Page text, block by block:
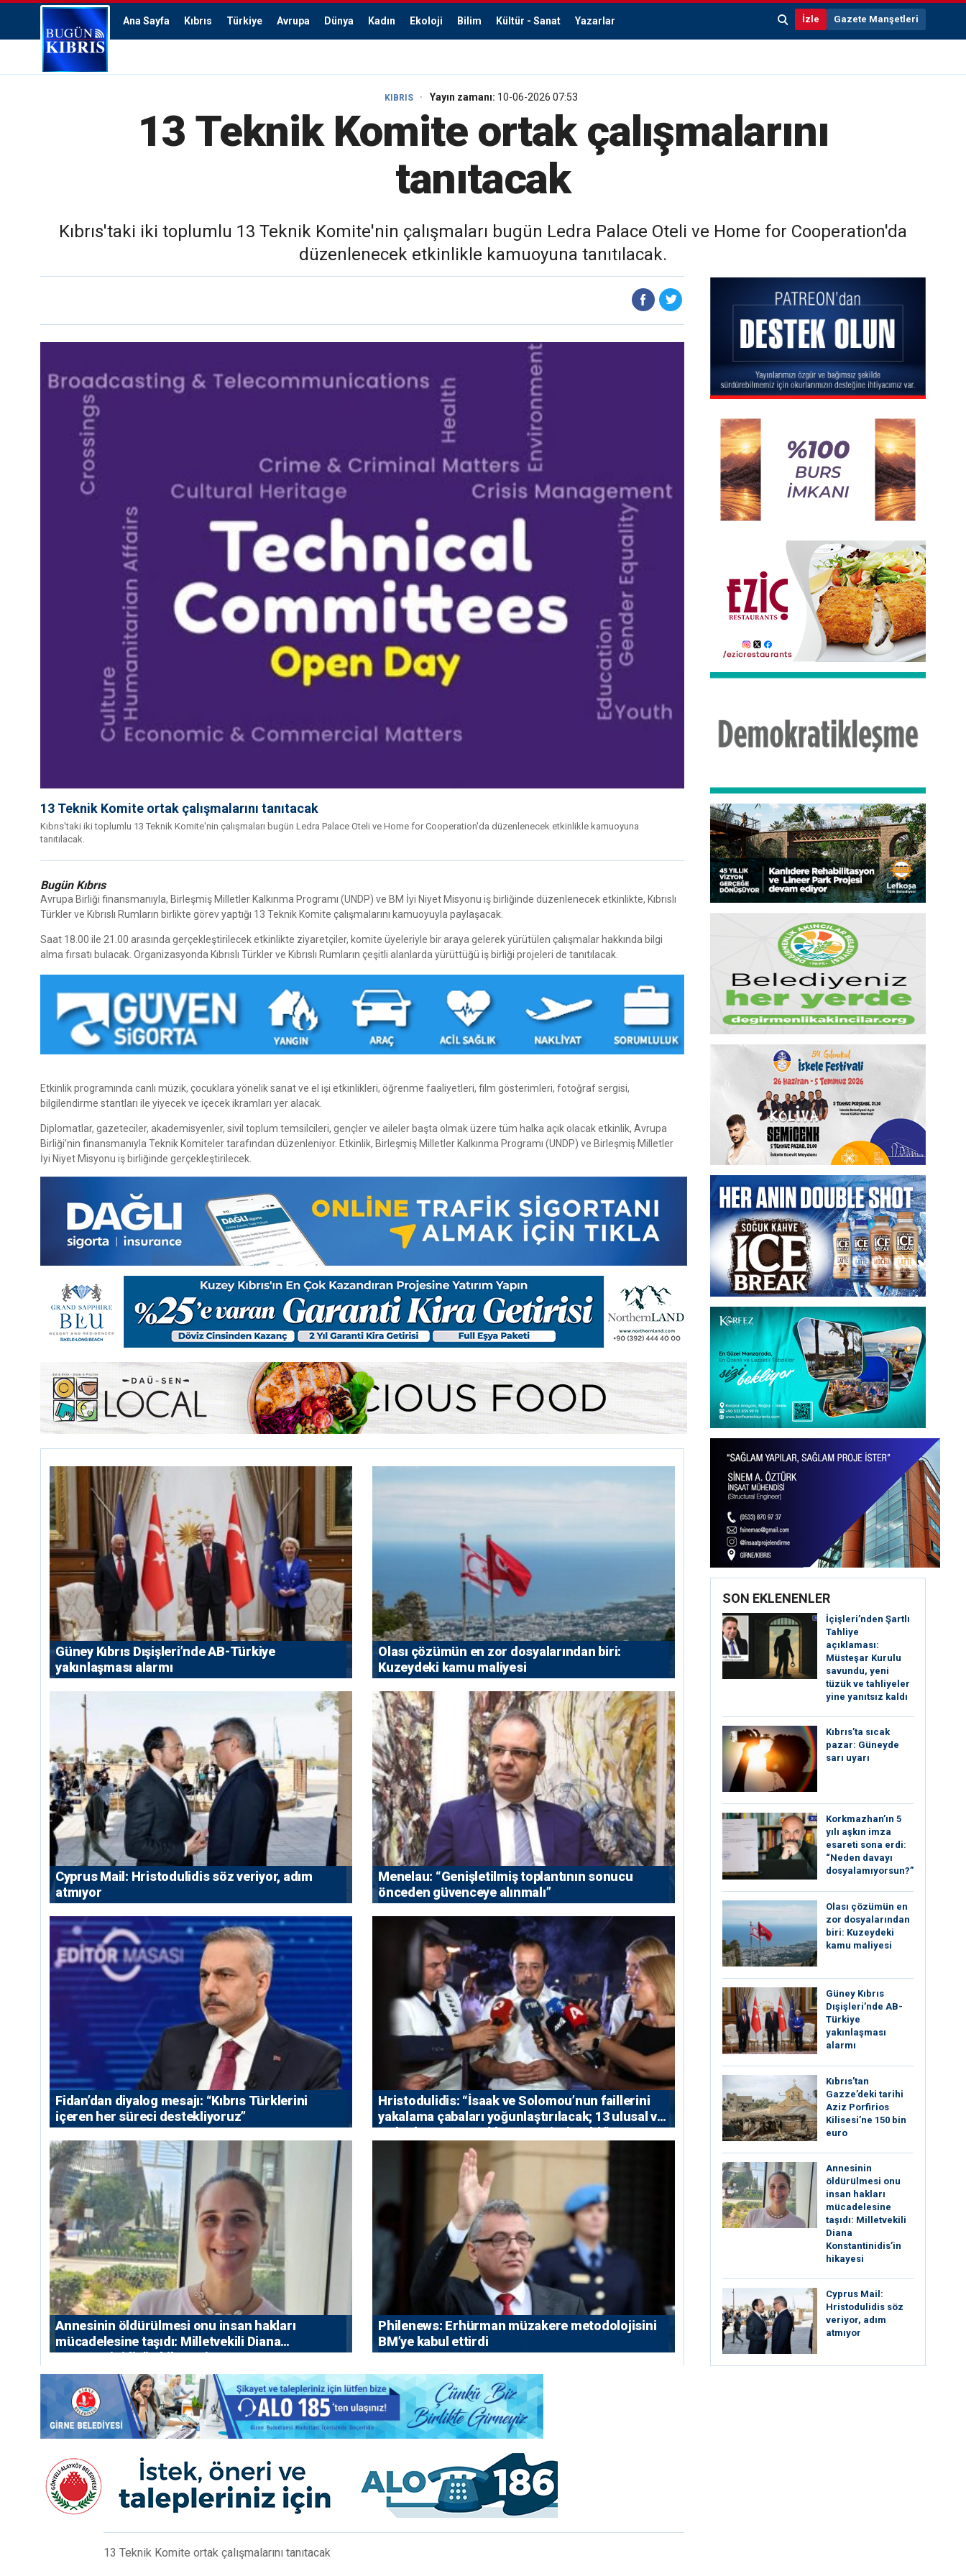
Ana Sayfa Kıbrıs Türkiye Avrupa Dünya Kadın Ekoloji Bilim Kültür - Sanat Yazarlar İzle Gazete Manşetleri
KIBRIS Yayın zamanı: 10-06-2026 07:53
13 Teknik Komite ortak çalışmalarını
tanıtacak
Kıbrıs'taki iki toplumlu 13 Teknik Komite'nin çalışmaları bugün Ledra Palace Oteli ve Home for Cooperation'da
düzenlenecek etkinlikle kamuoyuna tanıtılacak.
13 Teknik Komite ortak çalışmalarını tanıtacak
Kıbrıs'taki iki toplumlu 13 Teknik Komite'nin çalışmaları bugün Ledra Palace Oteli ve Home for Cooperation'da düzenlenecek etkinlikle kamuoyuna
tanıtılacak.
Bugün Kıbrıs
Avrupa Birliği finansmanıyla, Birleşmiş Milletler Kalkınma Programı (UNDP) ve BM İyi Niyet Misyonu iş birliğinde düzenlenecek etkinlikte, Kıbrıslı
Türkler ve Kıbrıslı Rumların birlikte görev yaptığı 13 Teknik Komite çalışmalarını kamuoyuyla paylaşacak.
Saat 18.00 ile 21.00 arasında gerçekleştirilecek etkinlikte ziyaretçiler, komite üyeleriyle bir araya gelerek yürütülen çalışmalar hakkında bilgi
alma fırsatı bulacak. Organizasyonda Kıbrıslı Türkler ve Kıbrıslı Rumların çeşitli alanlarda yürüttüğü iş birliği projeleri de tanıtılacak.
Etkinlik programında canlı müzik, çocuklara yönelik sanat ve el işi etkinlikleri, öğrenme faaliyetleri, film gösterimleri, fotoğraf sergisi,
bilgilendirme stantları ile yiyecek ve içecek ikramları yer alacak.
Diplomatlar, gazeteciler, akademisyenler, sivil toplum temsilcileri, gençler ve aileler başta olmak üzere tüm halka açık olacak etkinlik, Avrupa
Birliği’nin finansmanıyla Teknik Komiteler tarafından düzenleniyor. Etkinlik, Birleşmiş Milletler Kalkınma Programı (UNDP) ve Birleşmiş Milletler
İyi Niyet Misyonu iş birliğinde gerçekleştirilecek.
Güney Kıbrıs Dışişleri’nde AB-Türkiye
yakınlaşması alarmı
Olası çözümün en zor dosyalarından biri:
Kuzeydeki kamu maliyesi
⁠Cyprus Mail: Hristodulidis söz veriyor, adım
atmıyor
Menelau: “Genişletilmiş toplantının sonucu
önceden güvenceye alınmalı”
Fidan’dan diyalog mesajı: “Kıbrıs Türklerini
içeren her süreci destekliyoruz”
Hristodulidis: “İsaak ve Solomou’nun faillerini
yakalama çabaları yoğunlaştırılacak; 13 ulusal ve
5 uluslararası tutuklama emri çıkarıldı”
Annesinin öldürülmesi onu insan hakları
mücadelesine taşıdı: Milletvekili Diana
Konstantinidis’in hikayesi
Philenews: Erhürman müzakere metodolojisini
BM’ye kabul ettirdi
13 Teknik Komite ortak çalışmalarını tanıtacak
SON EKLENENLER
İçişleri’nden Şartlı
Tahliye
açıklaması:
Müsteşar Kurulu
savundu, yeni
tüzük ve tahliyeler
yine yanıtsız kaldı
Kıbrıs’ta sıcak
pazar: Güneyde
sarı uyarı
Korkmazhan’ın 5
yılı aşkın imza
esareti sona erdi:
“Neden davayı
dosyalamıyorsun?”
Olası çözümün en
zor dosyalarından
biri: Kuzeydeki
kamu maliyesi
Güney Kıbrıs
Dışişleri’nde AB-
Türkiye
yakınlaşması
alarmı
Kıbrıs’tan
Gazze’deki tarihi
Aziz Porfirios
Kilisesi’ne 150 bin
euro
Annesinin
öldürülmesi onu
insan hakları
mücadelesine
taşıdı: Milletvekili
Diana
Konstantinidis’in
hikayesi
⁠Cyprus Mail:
Hristodulidis söz
veriyor, adım
atmıyor